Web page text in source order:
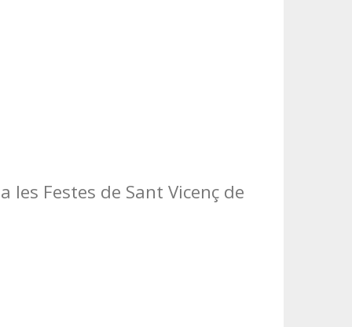
Festes de Sant Vicenç de